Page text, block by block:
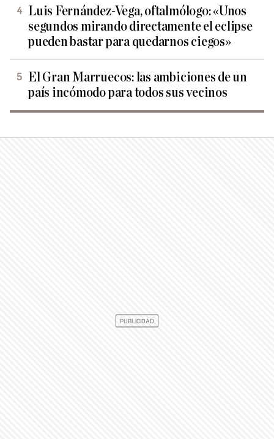
Luis Fernández-Vega, oftalmólogo: «Unos
segundos mirando directamente el eclipse
pueden bastar para quedarnos ciegos»
El Gran Marruecos: las ambiciones de un
país incómodo para todos sus vecinos